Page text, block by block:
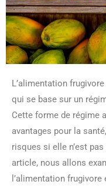
L’alimentation
qui se base sur un
Cette forme de régime
avantages pour la
risques si elle n’est
article, nous allons
l’alimentation